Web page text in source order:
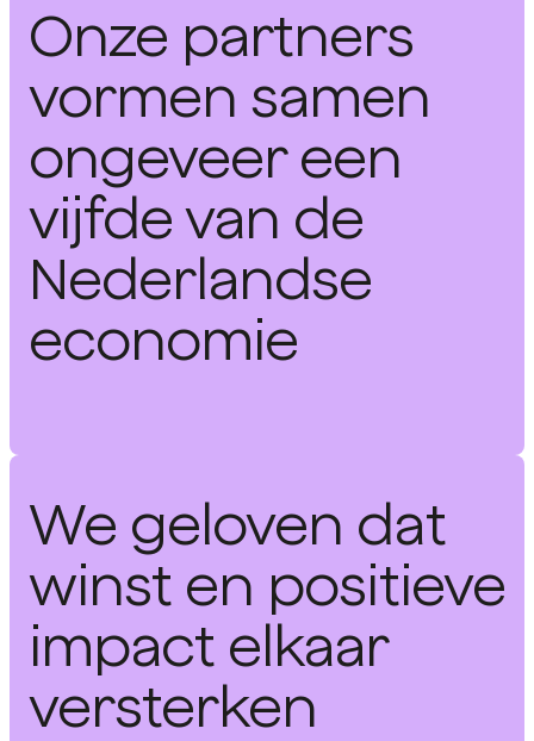
Onze partners
vormen samen
ongeveer een
vijfde van de
Nederlandse
economie
We geloven dat
winst en positieve
impact elkaar
versterken